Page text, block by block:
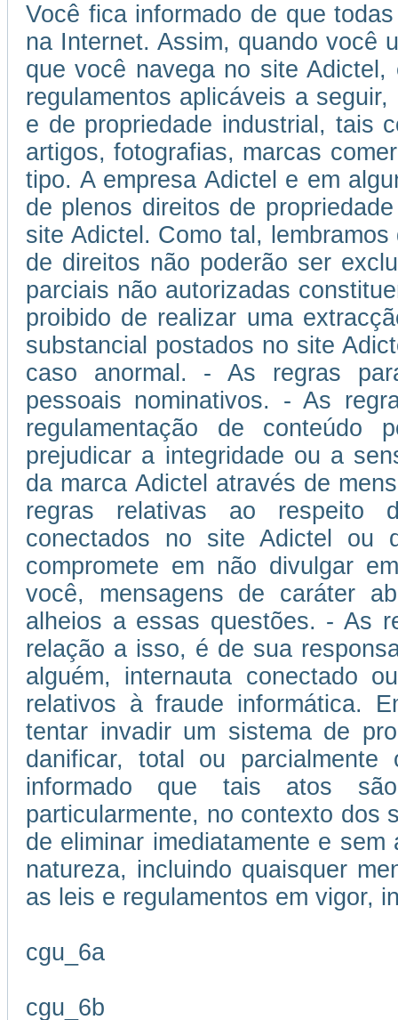
Você fica informado de que
na Internet. Assim, quando você
que você navega no site
regulamentos aplicáveis a
e de propriedade industrial, tais
artigos, fotografias, marcas
tipo. A empresa Adictel e em
de plenos direitos de
site Adictel. Como tal,
de direitos não poderão ser
parciais não autorizadas
proibido de realizar uma
substancial postados no site
caso anormal. - As regras
pessoais nominativos. - As
regulamentação de conteúdo
prejudicar a integridade ou a
da marca Adictel através de
regras relativas ao respeito
conectados no site Adictel ou
compromete em não divulgar
você, mensagens de caráter
alheios a essas questões. - As
relação a isso, é de sua
alguém, internauta conectado
relativos à fraude informática.
tentar invadir um sistema de
danificar, total ou
informado que tais atos
particularmente, no contexto dos
de eliminar imediatamente e
natureza, incluindo quaisquer
as leis e regulamentos em vigor,
cgu_6a
cgu_6b